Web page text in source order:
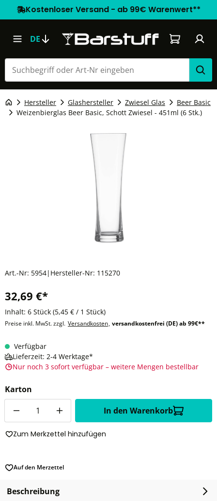
Kostenloser Versand - ab 99€ Warenwert**
DE Warenkorb
Hersteller Glashersteller Zwiesel Glas
Beer Basic
Weizenbierglas Beer Basic, Schott Zwiesel - 451ml (6 Stk.)
Art.-Nr: 5954| Hersteller-Nr: 115270
32,69 €*
Inhalt: 6 Stück (5,45 € / 1 Stück)
Preise inkl. MwSt. zzgl. Versandkosten, versandkostenfrei (DE) ab 99€**
Verfügbar
Lieferzeit: 2-4 Werktage*
Nur noch 3 sofort verfügbar – weitere Mengen bestellbar
Karton
In den Warenkorb
Zum Merkzettel hinzufügen
Auf den Merzettel
Beschreibung